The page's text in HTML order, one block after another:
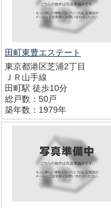
田町東豊エステート
東京都港区芝浦2丁目
ＪＲ山手線
田町駅 徒歩10分
総戸数：50戸
築年数：1979年